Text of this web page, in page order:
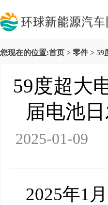
您现在的位置:首页 > 零件> 59
59度超大
届电池
2025-01-
2025年1